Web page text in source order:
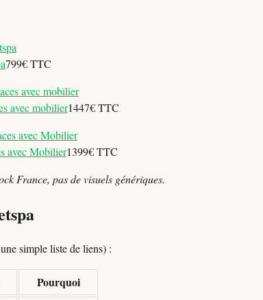
799€ TTC
avec mobilier1447€ TTC
avec Mobilier1399€ TTC
France, pas de visuels génériques.
simple liste de liens) :
Pourquoi